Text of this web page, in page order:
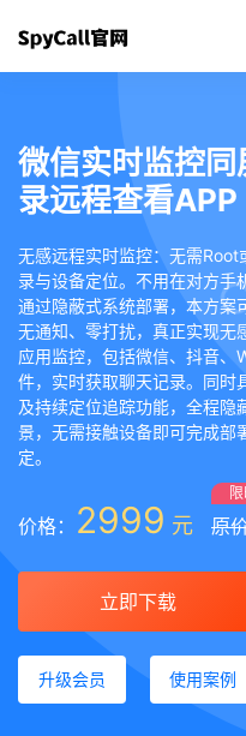
微信实时监控
录远程查看APP
无感远程实时监控：无需
录与设备定位。不用在对方手
通过隐蔽式系统部署，本方案
无通知、零打扰，真正实现无
应用监控，包括微信、抖音
件，实时获取聊天记录。同时
及持续定位追踪功能，全程隐
景，无需接触设备即可完成部
定。
价格： 2999 元 原
立即下载
升级会员 使用案例